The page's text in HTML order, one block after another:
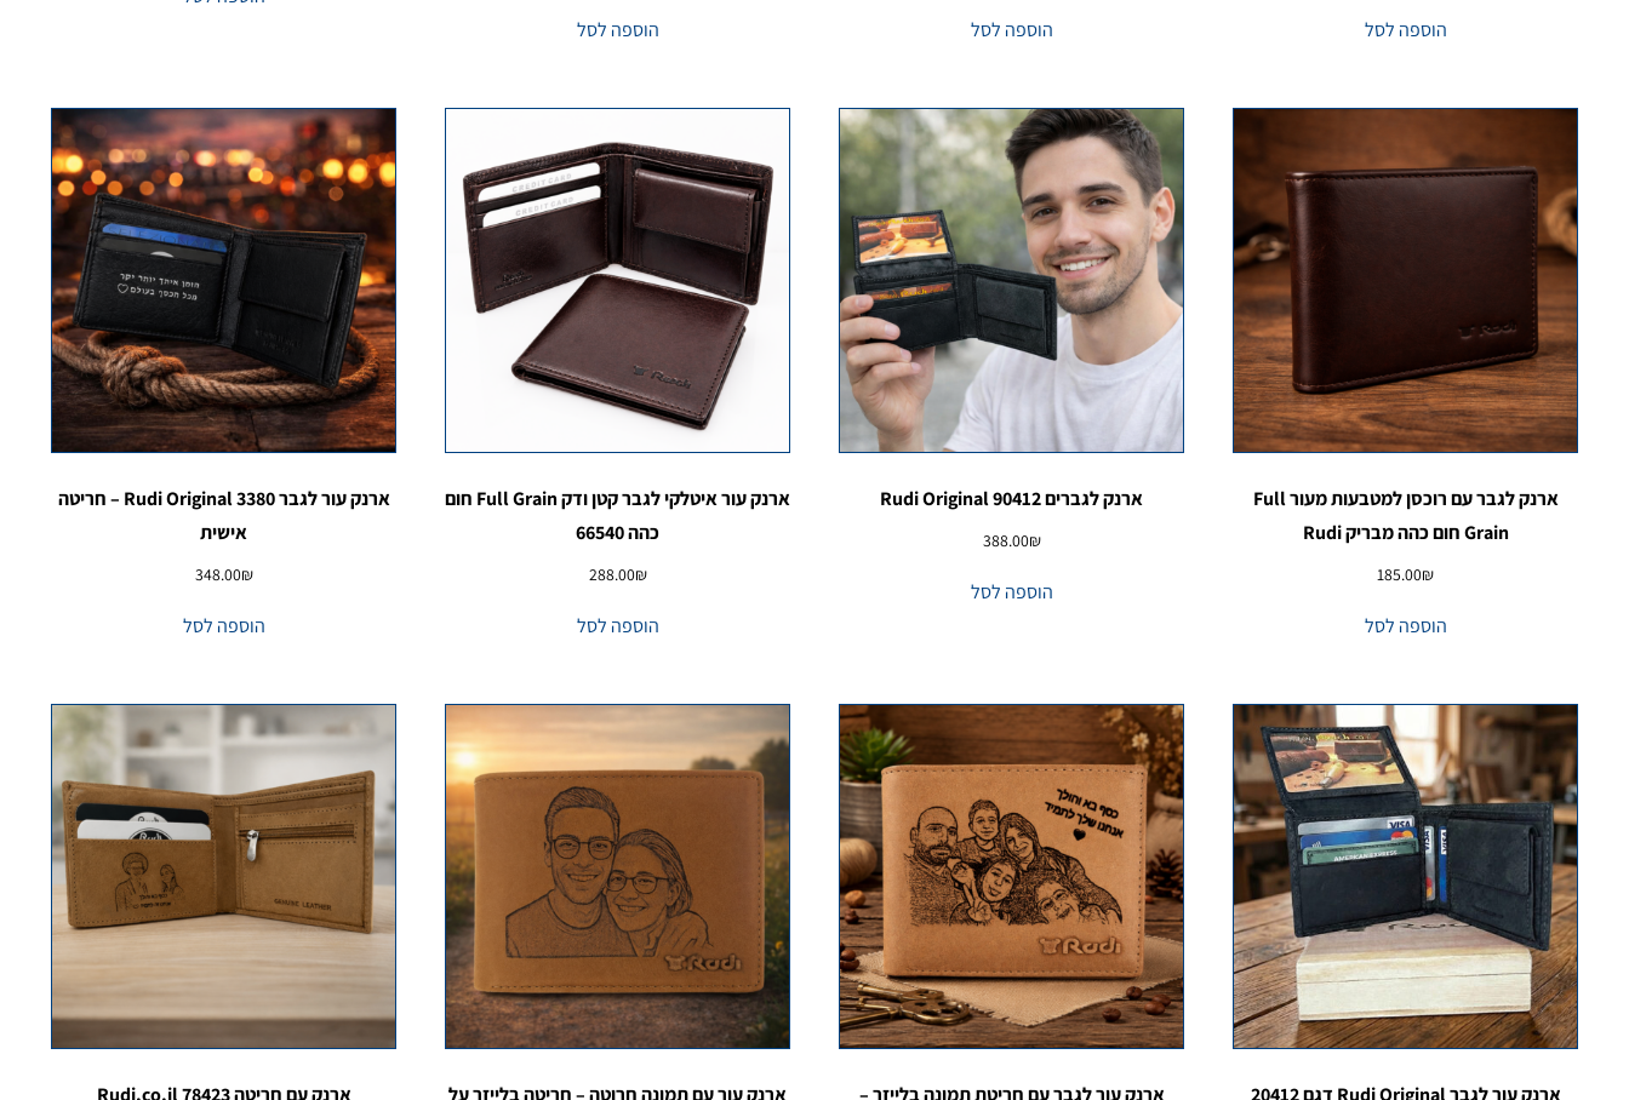
הוספה לסל הוספה לסל הוספה לסל
ארנק לגבר עם רוכסן למטבעות מעור Full
Grain חום כהה מבריק Rudi
185.00₪
הוספה לסל
ארנק לגברים 90412 Rudi Original
388.00₪
הוספה לסל
ארנק עור איטלקי לגבר קטן ודק Full Grain חום
כהה 66540
288.00₪
הוספה לסל
ארנק עור לגבר Rudi Original 3380 – חריטה
אישית
348.00₪
הוספה לסל
ארנק עור לגבר Rudi Original דגם 20412 ארנק עור לגבר עם חריטת תמונה בלייזר – ארנק עור עם תמונה חרוטה – חריטה בלייזר על ארנק עם חריטה Rudi.co.il 78423